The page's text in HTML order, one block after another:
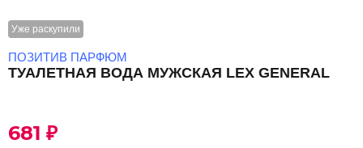
Уже раскупили
ПОЗИТИВ ПАРФЮМ
ТУАЛЕТНАЯ ВОДА МУЖСКАЯ LEX GENERAL
681 ₽